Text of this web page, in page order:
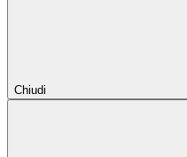
Chiudi